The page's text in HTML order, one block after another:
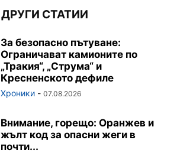
ДРУГИ СТАТИИ
За безопасно пътуване:
Ограничават камионите по
„Тракия“, „Струма“ и
Кресненското дефиле
Хроники - 07.08.2026
Внимание, горещо: Оранжев и
жълт код за опасни жеги в
почти...